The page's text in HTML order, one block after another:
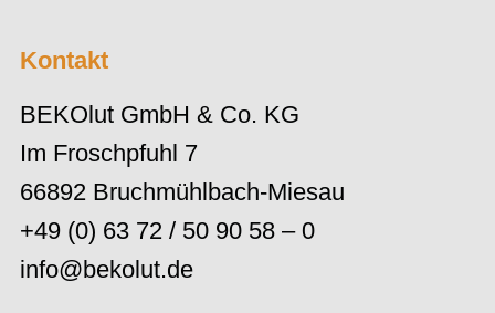
Kontakt
BEKOlut GmbH & Co. KG
Im Froschpfuhl 7
66892 Bruchmühlbach-Miesau
+49 (0) 63 72 / 50 90 58 – 0
info@bekolut.de